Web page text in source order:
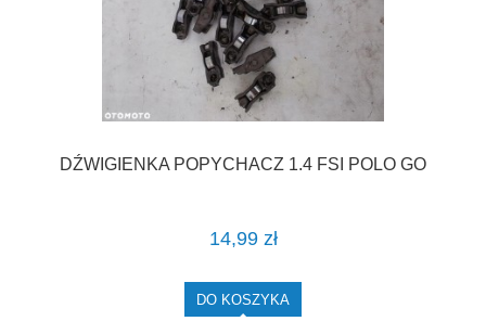
DŹWIGIENKA POPYCHACZ 1.4 FSI POLO GO
14,99 zł
DO KOSZYKA